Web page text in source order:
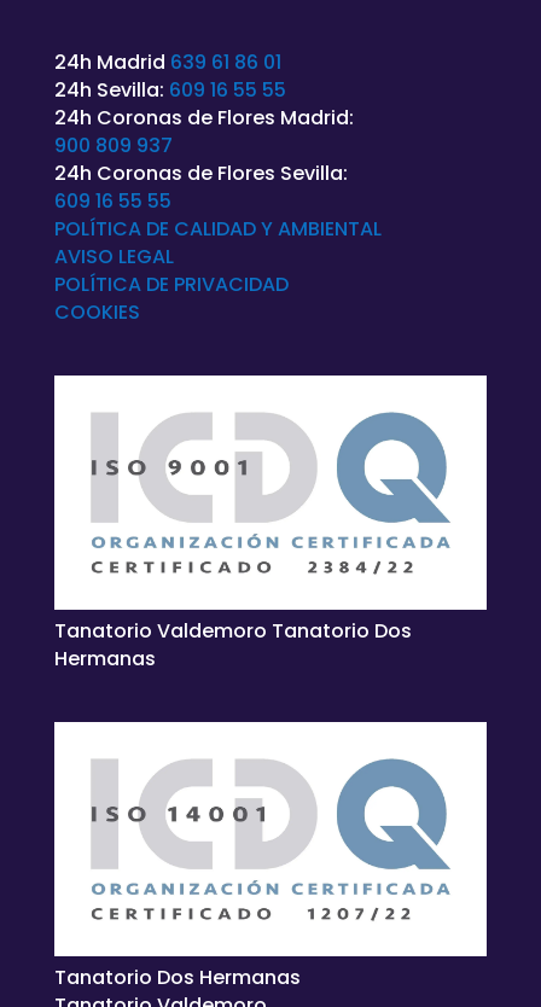
24h Madrid 639 61 86 01
24h Sevilla: 609 16 55 55
24h Coronas de Flores Madrid:
900 809 937
24h Coronas de Flores Sevilla:
609 16 55 55
POLÍTICA DE CALIDAD Y AMBIENTAL
AVISO LEGAL
POLÍTICA DE PRIVACIDAD
COOKIES
Tanatorio Valdemoro Tanatorio Dos
Hermanas
Tanatorio Dos Hermanas